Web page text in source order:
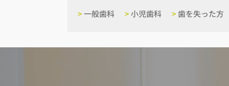
>一般歯科 > 小児歯科 >歯を失った方